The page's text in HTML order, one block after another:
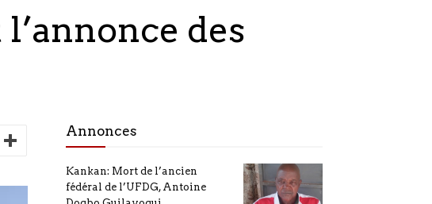
des
Annonces
Kankan: Mort de l’ancien
fédéral de l’UFDG, Antoine